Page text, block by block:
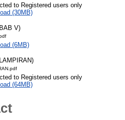
to Registered users only
(30MB)
V)
(6MB)
to Registered users only
(64MB)